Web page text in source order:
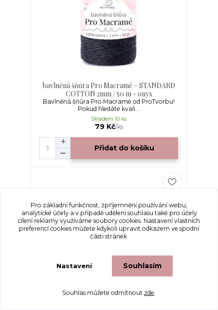
bavlněná šňůra Pro Macramé – STANDARD
COTTON 2mm / 50 m - onyx
Bavlněná šňůra Pro Macramé od ProTvorbu!
Pokud hledáte kvali...
79 Kč/ks
Skladem 10 ks
Přidat do košíku
Pro základní funkčnost, zpříjemnění používání webu,
analytické účely a v případě udělení souhlasu také pro účely
cílení reklamy využíváme soubory cookies. Nastavení vlastních
preferencí cookies můžete kdykoli upravit odkazem ve spodní
části stránek.
Nastavení Souhlasím
Souhlas můžete odmítnout zde